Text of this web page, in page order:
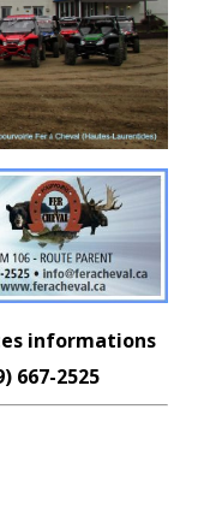
informations
667-2525